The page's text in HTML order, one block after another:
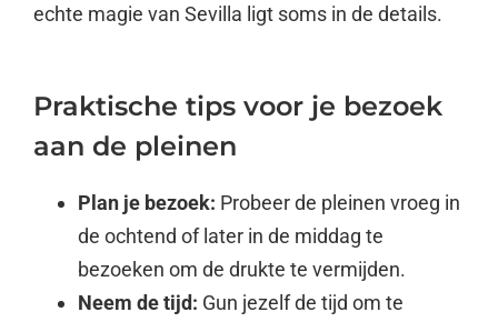
echte magie van Sevilla ligt soms in de details.
Praktische tips voor je bezoek
aan de pleinen
Plan je bezoek: Probeer de pleinen vroeg in
de ochtend of later in de middag te
bezoeken om de drukte te vermijden.
Neem de tijd: Gun jezelf de tijd om te